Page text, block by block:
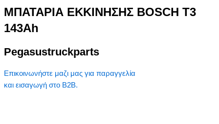
ΜΠΑΤΑΡΙΑ ΕΚΚΙΝΗΣΗΣ BOSCH T3
143Ah
Pegasustruckparts
Επικοινωνήστε μαζι μας για παραγγελία
και εισαγωγή στο B2B.